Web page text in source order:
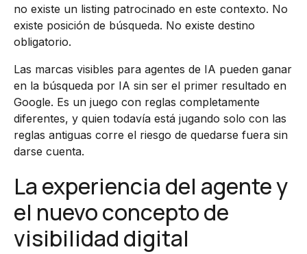
no existe un listing patrocinado en este contexto. No
existe posición de búsqueda. No existe destino
obligatorio.
Las marcas visibles para agentes de IA pueden ganar
en la búsqueda por IA sin ser el primer resultado en
Google. Es un juego con reglas completamente
diferentes, y quien todavía está jugando solo con las
reglas antiguas corre el riesgo de quedarse fuera sin
darse cuenta.
La experiencia del agente y
el nuevo concepto de
visibilidad digital